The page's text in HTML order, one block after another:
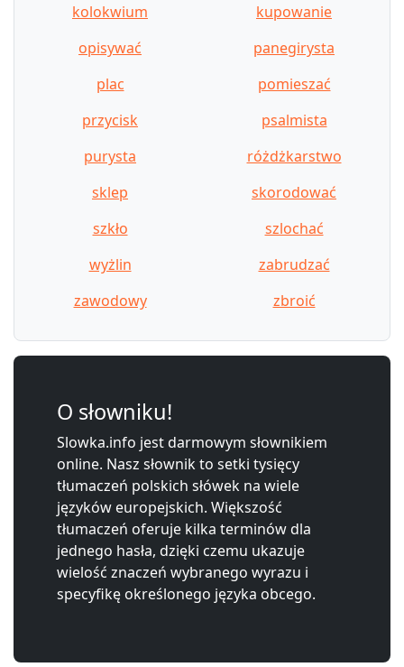
kolokwium
kupowanie
opisywać
panegirysta
plac
pomieszać
przycisk
psalmista
purysta
różdżkarstwo
sklep
skorodować
szkło
szlochać
wyżlin
zabrudzać
zawodowy
zbroić
O słowniku!
Slowka.info jest darmowym słownikiem
online. Nasz słownik to setki tysięcy
tłumaczeń polskich słówek na wiele
języków europejskich. Większość
tłumaczeń oferuje kilka terminów dla
jednego hasła, dzięki czemu ukazuje
wielość znaczeń wybranego wyrazu i
specyfikę określonego języka obcego.